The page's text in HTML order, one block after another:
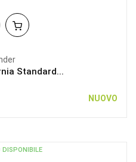
Standard...
NUOVO
DISPONIBILE